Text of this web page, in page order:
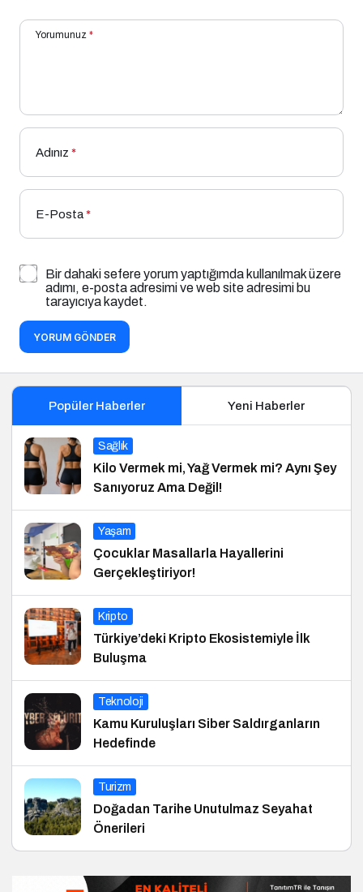
Yorumunuz *
Adınız *
E-Posta*
Bir dahaki sefere yorum yaptığımda kullanılmak üzere
adımı, e-posta adresimi ve web site adresimi bu
tarayıcıya kaydet.
YORUM GÖNDER
Popüler Haberler Yeni Haberler
Sağlık
Kilo Vermek mi, Yağ Vermek mi? Aynı Şey
Sanıyoruz Ama Değil!
Yaşam
Çocuklar Masallarla Hayallerini
Gerçekleştiriyor!
Kripto
Türkiye’deki Kripto Ekosistemiyle İlk
Buluşma
Teknoloji
Kamu Kuruluşları Siber Saldırganların
Hedefinde
Turizm
Doğadan Tarihe Unutulmaz Seyahat
Önerileri